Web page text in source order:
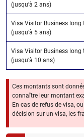
(jusqu’à 2 ans)
Visa Visitor Business long
(jusqu’à 5 ans)
Visa Visitor Business long
(jusqu’à 10 ans)
Ces montants sont
connaître leur montant
En cas de refus de visa,
décision sur un visa, les